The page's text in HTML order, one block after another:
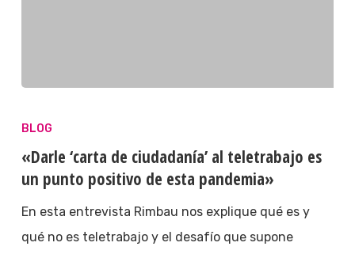
BLOG
«Darle ‘carta de ciudadanía’ al teletrabajo es
un punto positivo de esta pandemia»
En esta entrevista Rimbau nos explique qué es y
qué no es teletrabajo y el desafío que supone